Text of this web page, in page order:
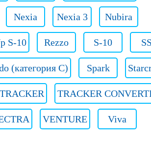
Nexia Nexia 3 Nubira
S-10 Rezzo S-10
(категория C) Spark
TRACKER TRACKER
VENTURE Viva